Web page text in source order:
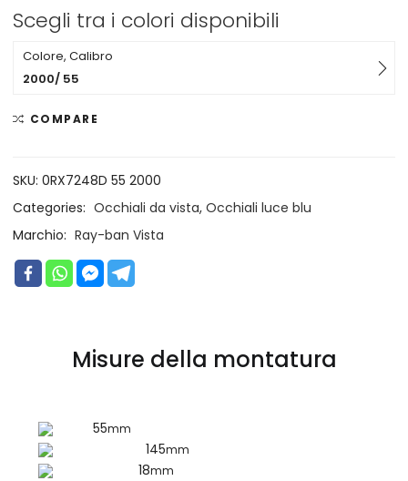
Scegli tra i colori disponibili
Colore, Calibro
2000/ 55
COMPARE
SKU:0RX7248D 55 2000
Categories: Occhiali da vista,Occhiali luce blu
Marchio: Ray-ban Vista
Misure della montatura
55mm
145mm
18mm